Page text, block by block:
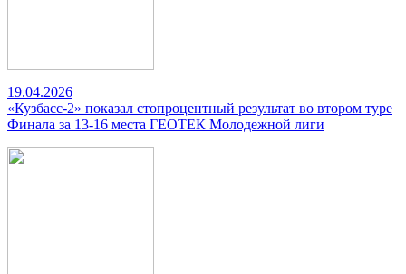
19.04.2026
«Кузбасс-2» показал стопроцентный результат во втором туре
Финала за 13-16 места ГЕОТЕК Молодежной лиги